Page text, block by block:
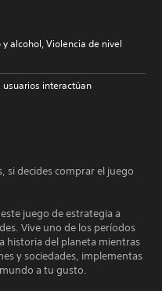
alcohol, Violencia de nivel
usuarios interactúan
si decides comprar el juego
juego de estrategia a
Vive uno de los períodos
historia del planeta mientras
y sociedades, implementas
a tu gusto.